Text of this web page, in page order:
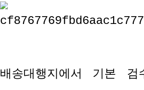
배송대행지에서 기본 검